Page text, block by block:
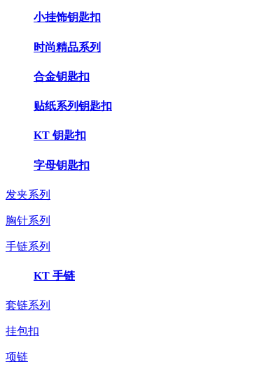
小挂饰钥匙扣
时尚精品系列
合金钥匙扣
贴纸系列钥匙扣
KT 钥匙扣
字母钥匙扣
发夹系列
胸针系列
手链系列
KT 手链
套链系列
挂包扣
项链